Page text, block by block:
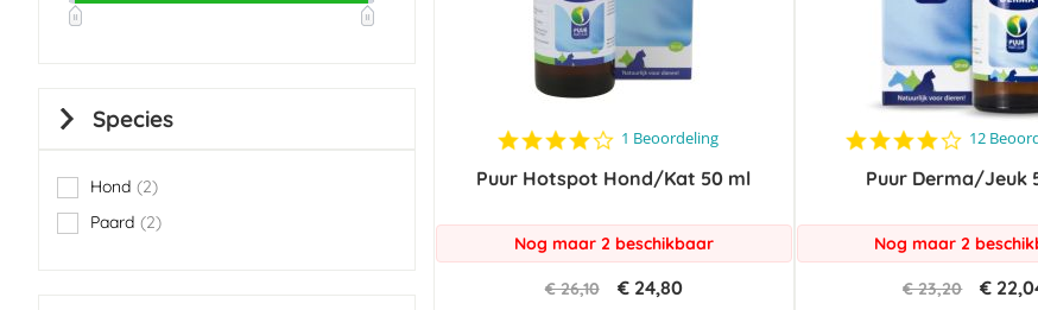
4.0
rating
1 Beoordeling
Puur Hotspot Hond/Kat 50 ml
Nog maar 2 beschikbaar
€ 26,10 € 24,80
4.2
rating
12
Puur Derma/Jeuk
Nog maar 2
€ 23,20 €
Species
Hond 2
items
Paard
2
items